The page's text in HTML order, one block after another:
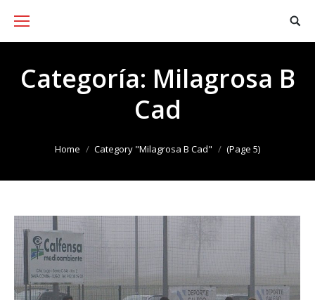
Categoría: Milagrosa B
Cad
Home Category "Milagrosa B Cad" (Page 5)